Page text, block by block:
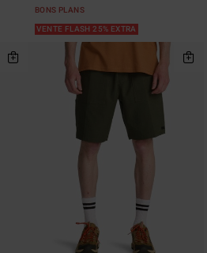
BONS PLANS
VENTE FLASH 25% EXTRA